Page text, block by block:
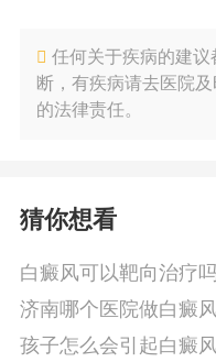
任何关于疾病的建
断，有疾病请去医院
的法律责任。
猜你想看
白癜风可以靶向治疗
济南哪个医院做白癜
孩子怎么会引起白癜风